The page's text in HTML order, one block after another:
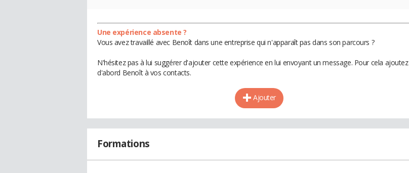
Une expérience absente ?
Vous avez travaillé avec Benoît dans une entreprise qui n'apparaît pas dans son parcours ?
N'hésitez pas à lui suggérer d'ajouter cette expérience en lui envoyant un message. Pour cela ajoutez
d'abord Benoît à vos contacts.
Ajouter
Formations